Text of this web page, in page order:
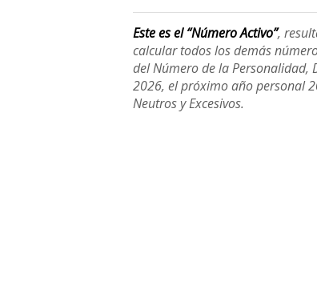
Este es el “Número Activo”,
calcular todos los demás
del Número de la Personalidad,
2026, el próximo año personal
Neutros y Excesivos.